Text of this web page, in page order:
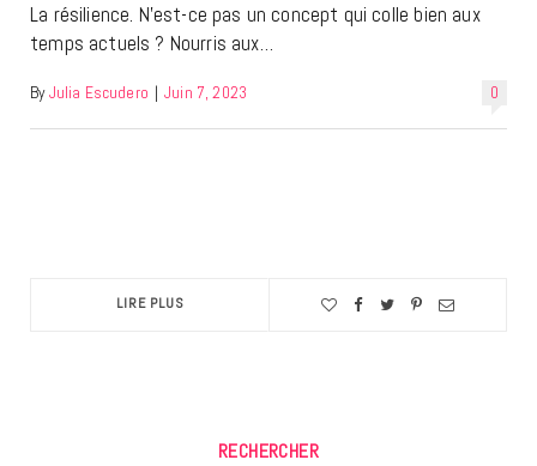
La résilience. N’est-ce pas un concept qui colle bien aux
temps actuels ? Nourris aux…
0
By Julia Escudero | Juin 7, 2023
LIRE PLUS
RECHERCHER